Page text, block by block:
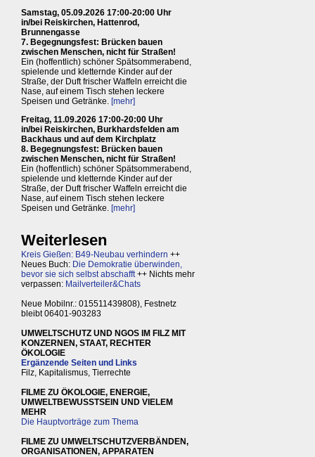
Samstag, 05.09.2026 17:00-20:00 Uhr
in/bei Reiskirchen, Hattenrod,
Brunnengasse
7. Begegnungsfest: Brücken bauen
zwischen Menschen, nicht für Straßen!
Ein (hoffentlich) schöner Spätsommerabend,
spielende und kletternde Kinder auf der
Straße, der Duft frischer Waffeln erreicht die
Nase, auf einem Tisch stehen leckere
Speisen und Getränke. [mehr]
Freitag, 11.09.2026 17:00-20:00 Uhr
in/bei Reiskirchen, Burkhardsfelden am
Backhaus und auf dem Kirchplatz
8. Begegnungsfest: Brücken bauen
zwischen Menschen, nicht für Straßen!
Ein (hoffentlich) schöner Spätsommerabend,
spielende und kletternde Kinder auf der
Straße, der Duft frischer Waffeln erreicht die
Nase, auf einem Tisch stehen leckere
Speisen und Getränke. [mehr]
Weiterlesen
Kreis Gießen: B49-Neubau verhindern ++
Neues Buch: Die Demokratie überwinden,
bevor sie sich selbst abschafft++ Nichts mehr
verpassen: Mailverteiler&Chats
Neue Mobilnr.: 015511439808), Festnetz
bleibt 06401-903283
UMWELTSCHUTZ UND NGOS IM FILZ MIT
KONZERNEN, STAAT, RECHTER
ÖKOLOGIE
Ergänzende Seiten und Links
Filz, Kapitalismus, Tierrechte
FILME ZU ÖKOLOGIE, ENERGIE,
UMWELTBEWUSSTSEIN UND VIELEM
MEHR
Die Hauptvorträge zum Thema
FILME ZU UMWELTSCHUTZVERBÄNDEN,
ORGANISATIONEN, APPARATEN